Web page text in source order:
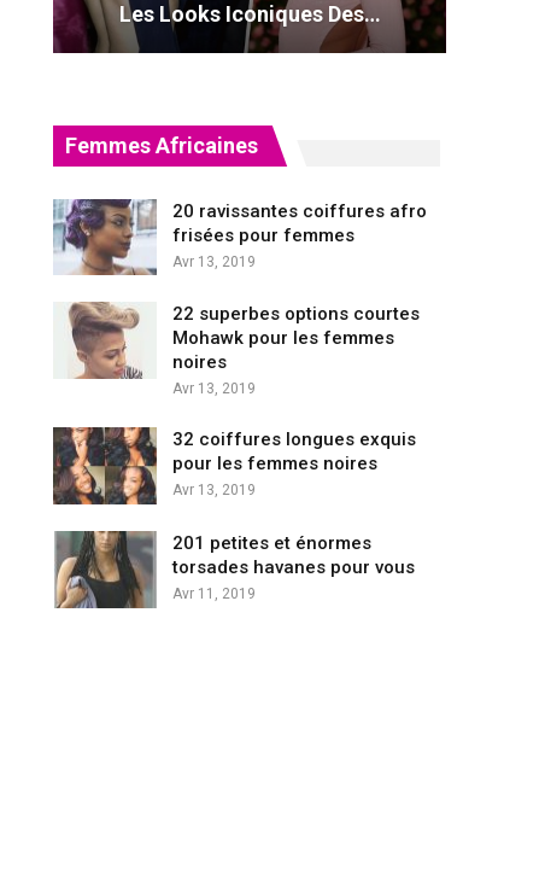
Les Looks Iconiques Des…
Femmes Africaines
20 ravissantes coiffures afro
frisées pour femmes
Avr 13, 2019
22 superbes options courtes
Mohawk pour les femmes
noires
Avr 13, 2019
32 coiffures longues exquis
pour les femmes noires
Avr 13, 2019
201 petites et énormes
torsades havanes pour vous
Avr 11, 2019